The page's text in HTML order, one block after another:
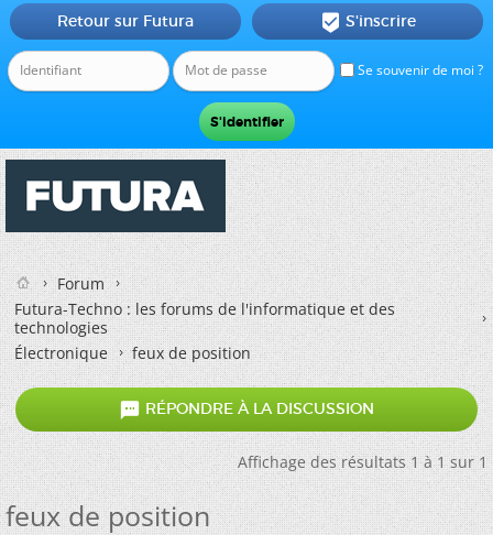
Se souvenir de moi ?
Retour sur Futura  S'inscrire
Forum
Futura-Techno : les forums de l'informatique et des
technologies
Électronique
feux de position
 RÉPONDRE À LA DISCUSSION
Affichage des résultats 1 à 1 sur 1
feux de position